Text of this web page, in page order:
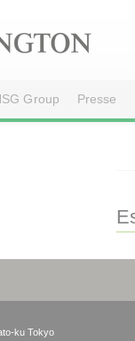
Group Presse
ku Tokyo